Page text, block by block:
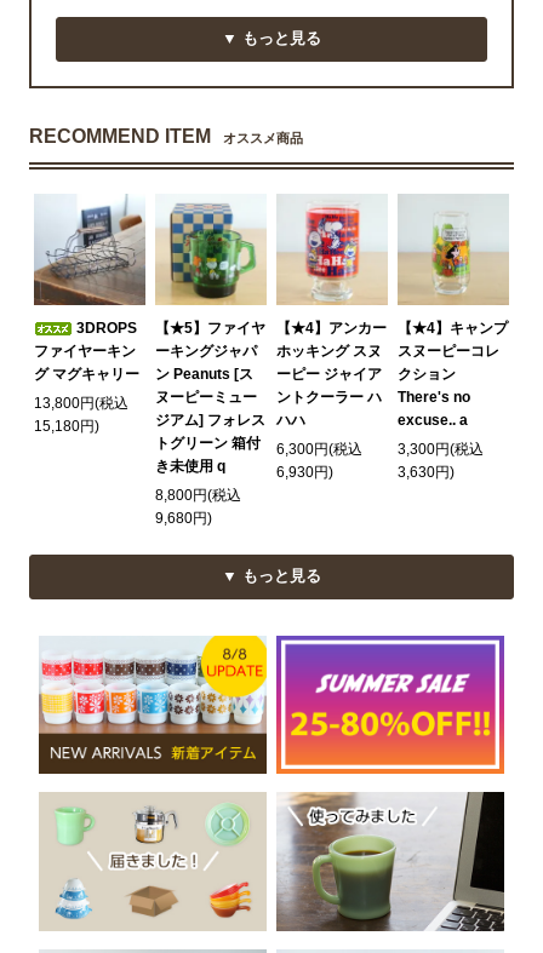
▼ もっと見る
RECOMMEND ITEM オススメ商品
3DROPS
ファイヤーキン
グ マグキャリー
13,800円(税込
15,180円)
【★5】ファイヤ
ーキングジャパ
ン Peanuts [ス
ヌーピーミュー
ジアム] フォレス
トグリーン 箱付
き未使用 q
8,800円(税込
9,680円)
【★4】アンカー
ホッキング スヌ
ーピー ジャイア
ントクーラー ハ
ハハ
6,300円(税込
6,930円)
【★4】キャンプ
スヌーピーコレ
クション
There's no
excuse.. a
3,300円(税込
3,630円)
▼ もっと見る